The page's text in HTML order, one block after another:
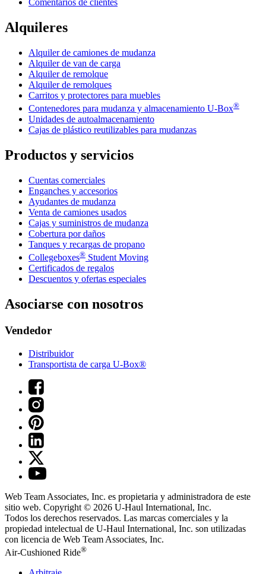
Comentarios de clientes
Alquileres
Alquiler de camiones de mudanza
Alquiler de van de carga
Alquiler de remolque
Alquiler de remolques
Carritos y protectores para muebles
Contenedores para mudanza y almacenamiento U-Box®
Unidades de autoalmacenamiento
Cajas de plástico reutilizables para mudanzas
Productos y servicios
Cuentas comerciales
Enganches y accesorios
Ayudantes de mudanza
Venta de camiones usados
Cajas y suministros de mudanza
Cobertura por daños
Tanques y recargas de propano
Collegeboxes® Student Moving
Certificados de regalos
Descuentos y ofertas especiales
Asociarse con nosotros
Vendedor
Distribuidor
Transportista de carga U-Box®
Web Team Associates, Inc. es propietaria y administradora de este
sitio web. Copyright © 2026 U-Haul International, Inc.
Todos los derechos reservados. Las marcas comerciales y la
propiedad intelectual de U-Haul International, Inc. son utilizadas
con licencia de Web Team Associates, Inc.
Air-Cushioned Ride®